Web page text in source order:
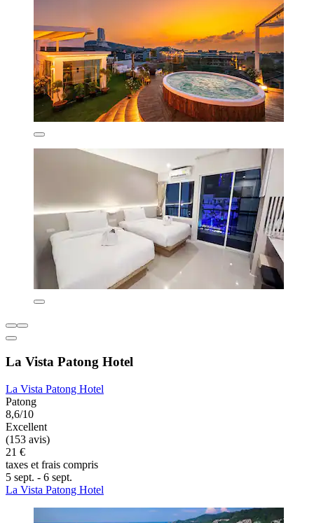
La Vista Patong Hotel
La Vista Patong Hotel
Patong
8,6/10
Excellent
(153 avis)
21 €
taxes et frais compris
5 sept. - 6 sept.
La Vista Patong Hotel